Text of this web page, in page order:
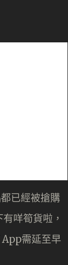
已經被搶購
咩筍貨啦，
需延至早